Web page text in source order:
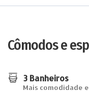
Cômodos e
3 Banheiros
Mais comodidade